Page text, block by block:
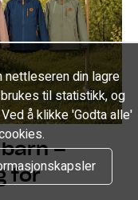
–
for
nettleseren din lagre
til statistikk, og
å klikke 'Godta alle'